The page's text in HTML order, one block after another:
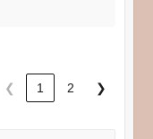
❮ 1 2 ❯